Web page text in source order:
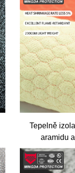
Tepelně
aramidu
medovým